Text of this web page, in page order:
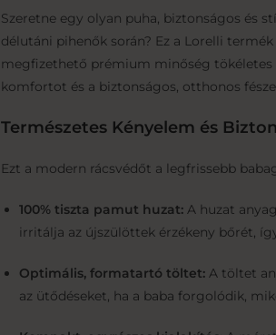
Szeretne egy olyan puha, biztonságos és
délutáni pihenők során? Ez a Lorelli
megfizethető prémium minőség tökéletes
komfortot és a biztonságos, otthonos
Természetes Kényelem és
Ezt a modern rácsvédőt a legfrissebb
100% tiszta pamut huzat: A huzat
irritálja az újszülöttek érzékeny bőrét,
Optimális, formatartó töltet: A töltet
az ütődéseket, ha a baba forgolódik,